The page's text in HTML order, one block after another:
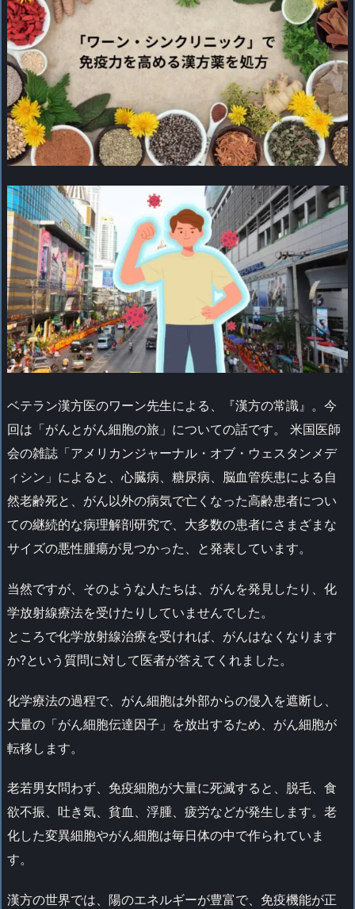
ベテラン漢方医のワーン先生による、『漢方の常識』。今
回は「がんとがん細胞の旅」についての話です。
米国医師
会の雑誌「アメリカンジャーナル・オブ・ウェスタンメデ
ィシン」によると、心臓病、糖尿病、脳血管疾患による自
然老齢死と、がん以外の病気で亡くなった高齢患者につい
ての継続的な病理解剖研究で、大多数の患者にさまざまな
サイズの悪性腫瘍が見つかった、と発表しています。
当然ですが、そのような人たちは、がんを発見したり、化
学放射線療法を受けたりしていませんでした。
ところで化学放射線治療を受ければ、がんはなくなります
か?という質問に対して医者が答えてくれました。
化学療法の過程で、がん細胞は外部からの侵入を遮断し、
大量の「がん細胞伝達因子」を放出するため、がん細胞が
転移します。
老若男女問わず、免疫細胞が大量に死滅すると、脱毛、食
欲不振、吐き気、貧血、浮腫、疲労などが発生します。老
化した変異細胞やがん細胞は毎日体の中で作られていま
す。
漢方の世界では、陽のエネルギーが豊富で、免疫機能が正